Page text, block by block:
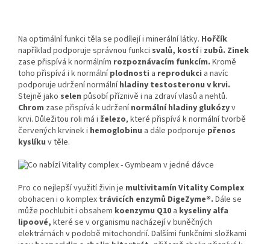
Na optimální funkci těla se podílejí i minerální látky. Hořčík
například podporuje správnou funkci svalů, kostíi zubů. Zinek
zase přispívá k normálním rozpoznávacím funkcím. Kromě
toho přispívá i k normálníplodnosti a reprodukci a navíc
podporuje udržení normálníhladiny testosteronu v krvi.
Stejně jako selen působí příznivě i na zdraví vlasů a nehtů.
Chrom zase přispívá k udrženínormální hladiny glukózyv
krvi. Důležitou roli má i železo, které přispívá k normální tvorbě
červených krvinek i hemoglobinu a dále podporuje přenos
kyslíku v těle.
Pro co nejlepší využití živin je multivitamín Vitality Complex
obohacen i o komplex trávicích enzymů DigeZyme®. Dále se
může pochlubit i obsahem koenzymu Q10 a kyseliny alfa
lipoové, které se v organismu nacházejí v buněčných
elektrárnách v podobě mitochondrií. Dalšími funkčními složkami